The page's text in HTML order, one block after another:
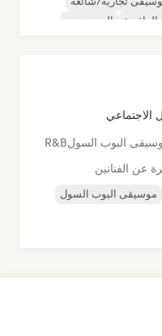
الهيب هوب
الاجتماعي
البوب السولR&B
عن الفنانين
موسيقى البوب السول